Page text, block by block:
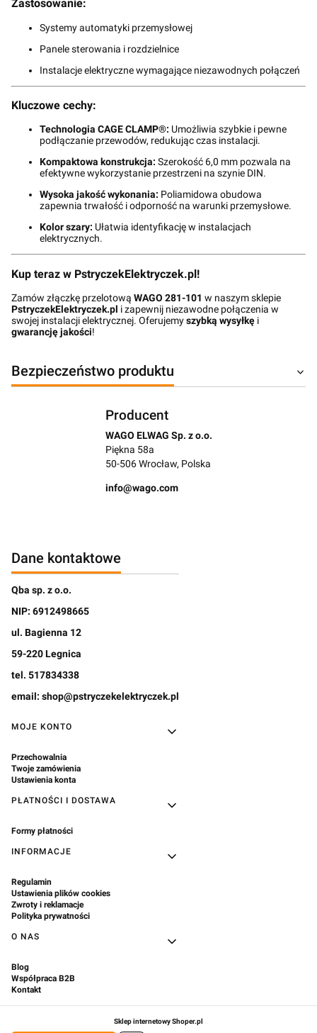
Zastosowanie:
Systemy automatyki przemysłowej
Panele sterowania i rozdzielnice
Instalacje elektryczne wymagające niezawodnych połączeń
Kluczowe cechy:
Technologia CAGE CLAMP®: Umożliwia szybkie i pewne
podłączanie przewodów, redukując czas instalacji.
Kompaktowa konstrukcja: Szerokość 6,0 mm pozwala na
efektywne wykorzystanie przestrzeni na szynie DIN.
Wysoka jakość wykonania: Poliamidowa obudowa
zapewnia trwałość i odporność na warunki przemysłowe.
Kolor szary: Ułatwia identyfikację w instalacjach
elektrycznych.
Kup teraz w PstryczekElektryczek.pl!
Zamów złączkę przelotową WAGO 281-101 w naszym sklepie
PstryczekElektryczek.pl i zapewnij niezawodne połączenia w
swojej instalacji elektrycznej. Oferujemyszybką wysyłkę i
gwarancję jakości!
Bezpieczeństwo produktu
Producent
WAGO ELWAG Sp. z o.o.
Piękna 58a
50-506 Wrocław, Polska
info@wago.com
Dane kontaktowe
Qba sp. z o.o.
NIP: 6912498665
ul. Bagienna 12
59-220 Legnica
tel. 517834338
email: shop@pstryczekelektryczek.pl
Linki w stopce
MOJE KONTO
Przechowalnia
Twoje zamówienia
Ustawienia konta
PŁATNOŚCI I DOSTAWA
Formy płatności
INFORMACJE
Regulamin
Ustawienia plików cookies
Zwroty i reklamacje
Polityka prywatności
O NAS
Blog
Współpraca B2B
Kontakt
Sklep internetowyShoper.pl